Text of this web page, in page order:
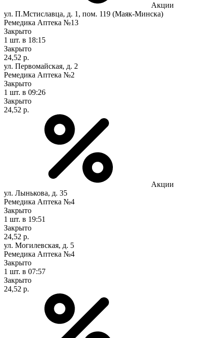
Акции
ул. П.Мстиславца, д. 1, пом. 119 (Маяк-Минска)
Ремедика Аптека №13
Закрыто
1 шт. в 18:15
Закрыто
24,52 р.
ул. Первомайская, д. 2
Ремедика Аптека №2
Закрыто
1 шт. в 09:26
Закрыто
24,52 р.
Акции
ул. Лынькова, д. 35
Ремедика Аптека №4
Закрыто
1 шт. в 19:51
Закрыто
24,52 р.
ул. Могилевская, д. 5
Ремедика Аптека №4
Закрыто
1 шт. в 07:57
Закрыто
24,52 р.